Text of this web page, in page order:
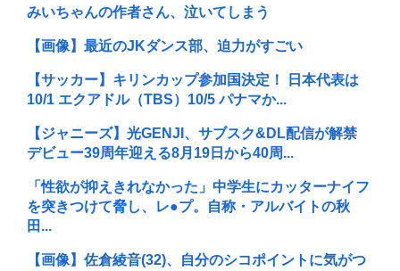
みいちゃんの作者さん、泣いてしまう
【画像】最近のJKダンス部、迫力がすごい
【サッカー】キリンカップ参加国決定！ 日本代表は
10/1 エクアドル（TBS）10/5 パナマか...
【ジャニーズ】光GENJI、サブスク&DL配信が解禁
デビュー39周年迎える8月19日から40周...
「性欲が抑えきれなかった」中学生にカッターナイフ
を突きつけて脅し、レ●プ。自称・アルバイトの秋
田...
【画像】佐倉綾音(32)、自分のシコポイントに気がつ